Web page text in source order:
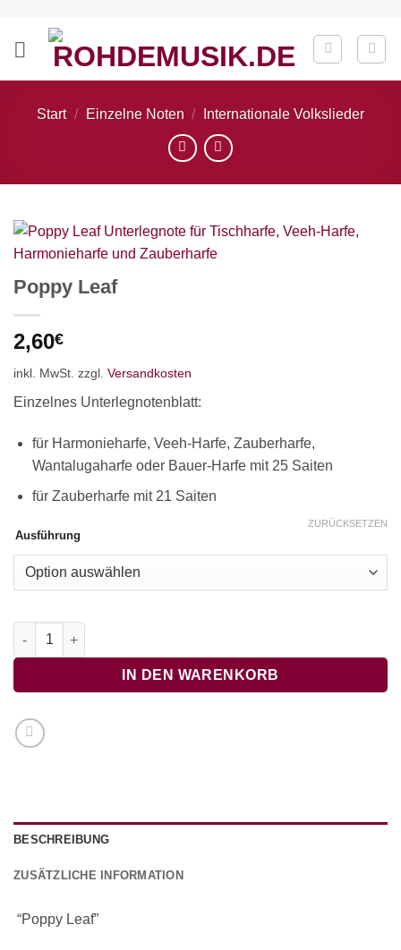
springen
Start / Einzelne Noten / Internationale Volkslieder
Poppy Leaf
2,60€
inkl. MwSt. zzgl. Versandkosten
Einzelnes Unterlegnotenblatt:
für Harmonieharfe, Veeh-Harfe, Zauberharfe,
Wantalugaharfe oder Bauer-Harfe mit 25 Saiten
für Zauberharfe mit 21 Saiten
Ausführung
ZURÜCKSETZEN
Poppy Leaf Menge
IN DEN WARENKORB
BESCHREIBUNG
ZUSÄTZLICHE INFORMATION
“Poppy Leaf”